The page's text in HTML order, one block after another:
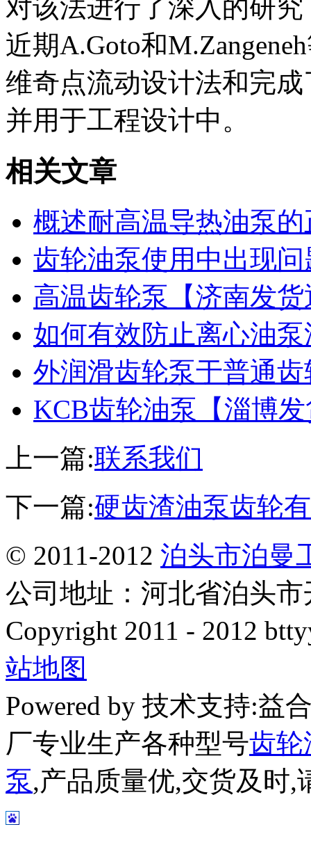
对该法进行了深入的研
近期A.Goto和
维奇点流动设计法和完
并用于工程设计中。
相关文章
概述耐高温导热油泵
齿轮油泵使用中出现
高温齿轮泵【济南发
如何有效防止离心油
外润滑齿轮泵于普通
KCB齿轮油泵【淄博
上一篇:联系我们
下一篇:硬齿渣油泵齿轮
© 2011-2012 泊头市泊曼
公司地址：河北省泊头
Copyright 2011 - 2012
站地图
Powered by 技术支持:益
厂专业生产各种型号齿轮
泵,产品质量优,交货及时,